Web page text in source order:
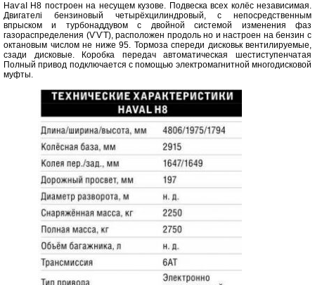
НаѵаІ Н8 построен на несущем кузове. Подвеска всех колёс независимая.
Двигателі бензиновый четырёхцилиндровый, с непосредственным
впрыском и турбонаддувом с двойной системой изменения фаз
газораспределения (ѴѴТ), расположен продоль но и настроен на бензин с
октановым числом не ниже 95. Тормоза спереди дисковьк вентилируемые,
сзади дисковые. Коробка передач автоматическая шестиступенчатая
Полный привод подключается с помощью электромагнитной многодисковой
муфты.